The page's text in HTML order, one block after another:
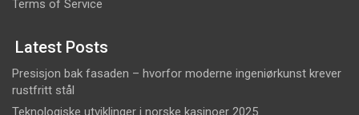
Terms of Service
Latest Posts
Presisjon bak fasaden – hvorfor moderne ingeniørkunst krever
rustfritt stål
Teknologiske utviklinger i norske kasinoer 2025